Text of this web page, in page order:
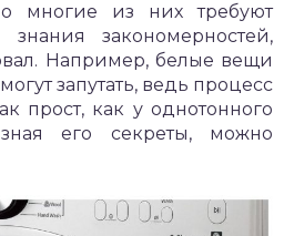
многие из них требуют
закономерностей,
Например, белые вещи
запутать, ведь процесс
прост, как у однотонного
его секреты, можно